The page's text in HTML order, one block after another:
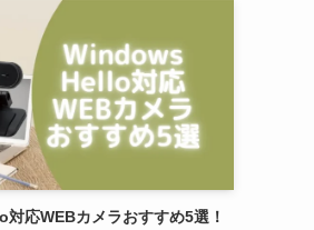
応WEBカメラおすすめ5選！